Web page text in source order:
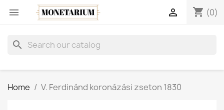
 shopping_cart (0)

search
Home V. Ferdinánd koronázási zseton 1830